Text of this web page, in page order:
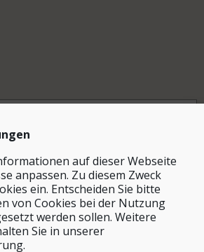
auf dieser Webseite
anpassen. Zu diesem Zweck
ein. Entscheiden Sie bitte
von Cookies bei der Nutzung
werden sollen. Weitere
Sie in unserer